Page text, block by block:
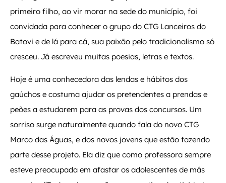
primeiro filho, ao vir morar na sede do município, foi
convidada para conhecer o grupo do CTG Lanceiros do
Batovi e de lá para cá, sua paixão pelo tradicionalismo só
cresceu. Já escreveu muitas poesias, letras e textos.
Hoje é uma conhecedora das lendas e hábitos dos
gaúchos e costuma ajudar os pretendentes a prendas e
peões a estudarem para as provas dos concursos. Um
sorriso surge naturalmente quando fala do novo CTG
Marco das Águas, e dos novos jovens que estão fazendo
parte desse projeto. Ela diz que como professora sempre
esteve preocupada em afastar os adolescentes de más